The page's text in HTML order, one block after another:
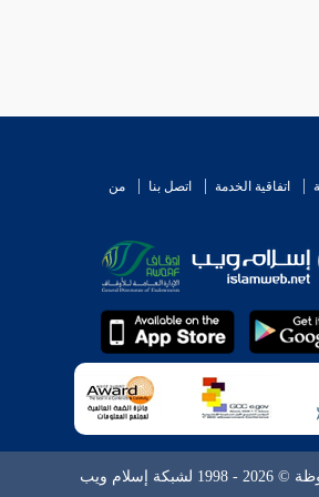
اتفاقية الخدمة اتصل بنا
من
إسلام ويب